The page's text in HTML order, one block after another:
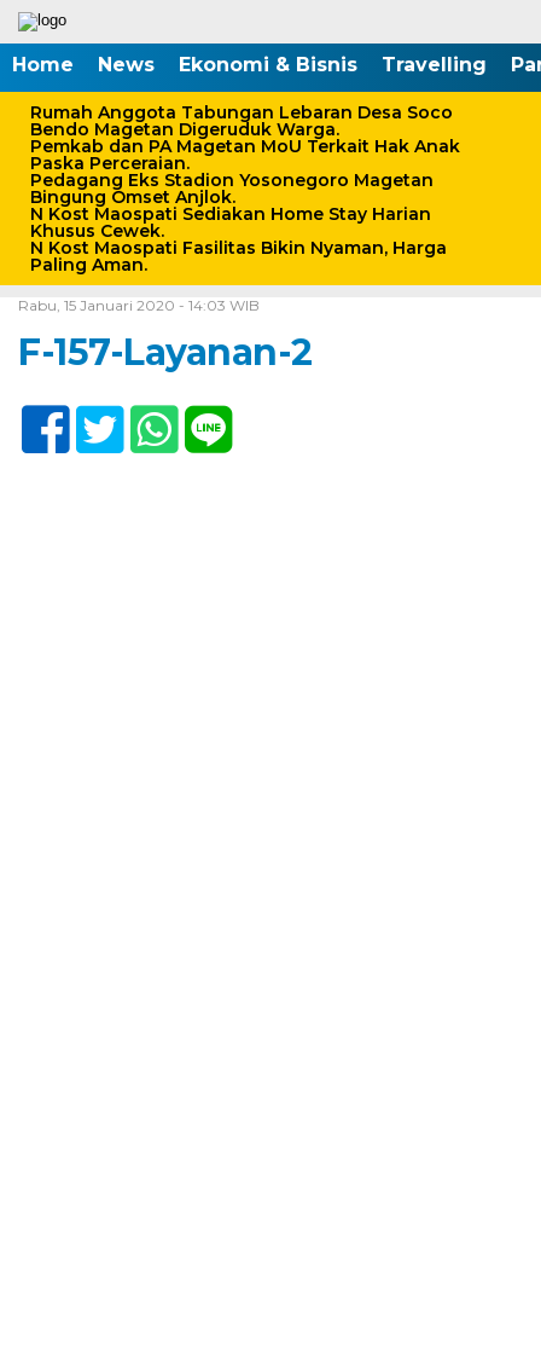
Home News Ekonomi & Bisnis Travelling
Rumah Anggota Tabungan Lebaran Desa Soco
Bendo Magetan Digeruduk Warga.
Pemkab dan PA Magetan MoU Terkait Hak Anak
Paska Perceraian.
Pedagang Eks Stadion Yosonegoro Magetan
Bingung Omset Anjlok.
N Kost Maospati Sediakan Home Stay Harian
Khusus Cewek.
N Kost Maospati Fasilitas Bikin Nyaman, Harga
Paling Aman.
Home /
Rabu, 15 Januari 2020 - 14:03 WIB
F-157-Layanan-2